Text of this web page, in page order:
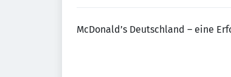
McDonald’s Deutschland – eine